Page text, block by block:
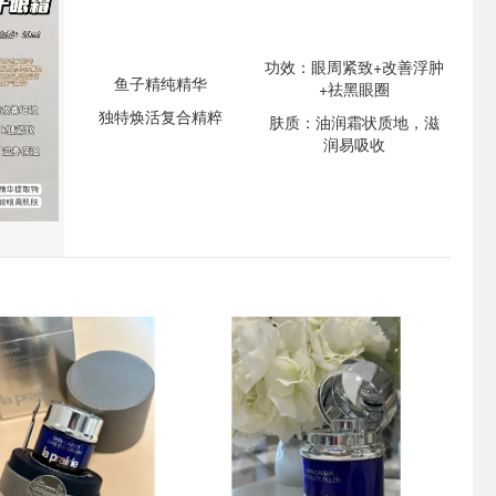
鱼子精纯精华
独特焕活复合精粹
功效：眼周紧致+改善浮肿
+祛黑眼圈
肤质：油润霜状质地，滋
润易吸收